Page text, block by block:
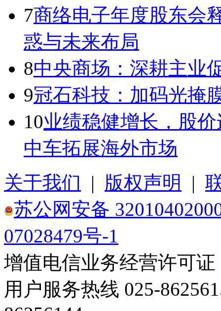
7商络电子年度股东会
惑与未来布局
8中央商场：深耕主业
9冠石科技：加码光掩
10业绩稳健增长，股
中车拓展海外市场
关于我们 | 版权声明 |
苏公网安备
07028479号-1
增值电信业务经营许可证
用户服务热线 025-